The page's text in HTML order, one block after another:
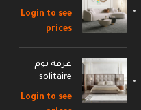
Login to see
prices
غرفة نوم
solitaire
Login to see